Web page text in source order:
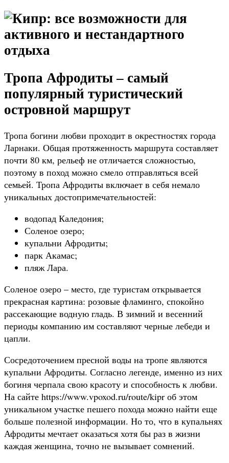
Тропа Афродиты – самый
популярный туристический
островной маршрут
Тропа богини любви проходит в окрестностях города
Ларнаки. Общая протяженность маршрута составляет
почти 80 км, рельеф не отличается сложностью,
поэтому в поход можно смело отправляться всей
семьей. Тропа Афродиты включает в себя немало
уникальных достопримечательностей:
водопад Каледония;
Соленое озеро;
купальни Афродиты;
парк Акамас;
пляж Лара.
Соленое озеро – место, где туристам открывается
прекрасная картина: розовые фламинго, спокойно
рассекающие водную гладь. В зимний и весенний
периоды компанию им составляют черные лебеди и
цапли.
Сосредоточением пресной воды на тропе являются
купальни Афродиты. Согласно легенде, именно из них
богиня черпала свою красоту и способность к любви.
На сайте https://www.vpoxod.ru/route/kipr об этом
уникальном участке пешего похода можно найти еще
больше полезной информации. Но то, что в купальнях
Афродиты мечтает оказаться хотя бы раз в жизни
каждая женщина, точно не вызывает сомнений.